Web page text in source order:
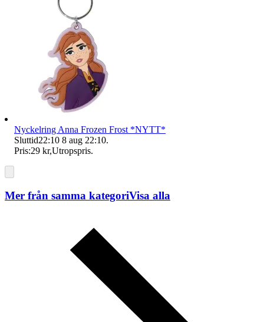
Nyckelring Anna Frozen Frost *NYTT*
Sluttid22:10 8 aug 22:10.
Pris:29 kr,Utropspris.
Mer från samma kategoriVisa alla